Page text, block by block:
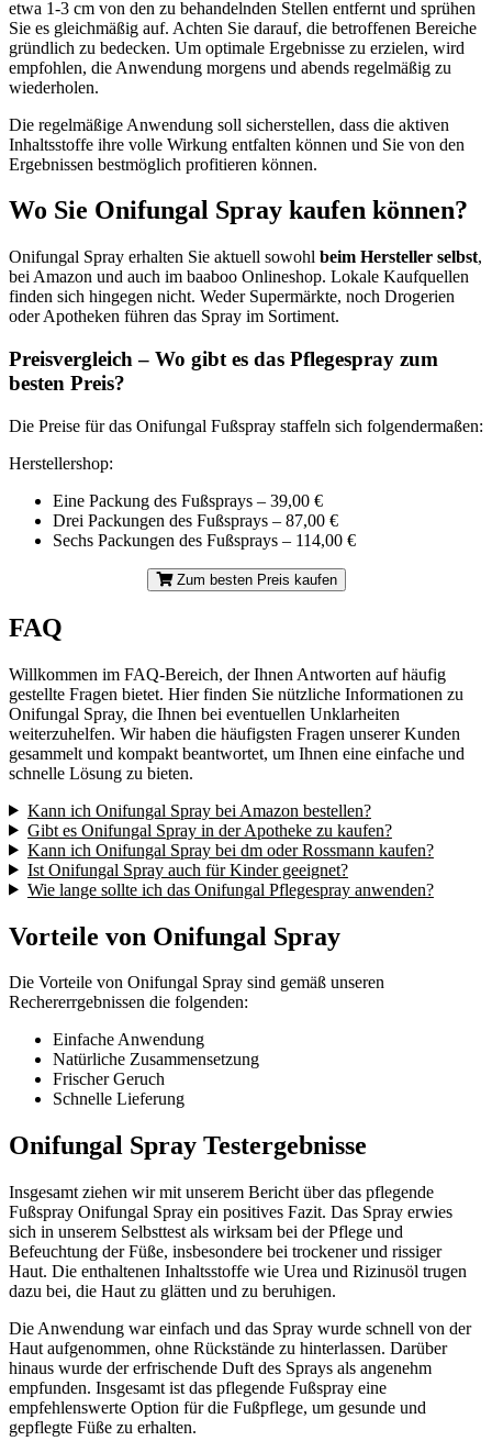
etwa 1-3 cm von den zu behandelnden Stellen entfernt und sprühen
Sie es gleichmäßig auf. Achten Sie darauf, die betroffenen Bereiche
gründlich zu bedecken. Um optimale Ergebnisse zu erzielen, wird
empfohlen, die Anwendung morgens und abends regelmäßig zu
wiederholen.
Die regelmäßige Anwendung soll sicherstellen, dass die aktiven
Inhaltsstoffe ihre volle Wirkung entfalten können und Sie von den
Ergebnissen bestmöglich profitieren können.
Wo Sie Onifungal Spray kaufen können?
Onifungal Spray erhalten Sie aktuell sowohl beim Hersteller selbst,
bei Amazon und auch im baaboo Onlineshop. Lokale Kaufquellen
finden sich hingegen nicht. Weder Supermärkte, noch Drogerien
oder Apotheken führen das Spray im Sortiment.
Preisvergleich – Wo gibt es das Pflegespray zum
besten Preis?
Die Preise für das Onifungal Fußspray staffeln sich folgendermaßen:
Herstellershop:
Eine Packung des Fußsprays – 39,00 €
Drei Packungen des Fußsprays – 87,00 €
Sechs Packungen des Fußsprays – 114,00 €
Zum besten Preis kaufen
FAQ
Willkommen im FAQ-Bereich, der Ihnen Antworten auf häufig
gestellte Fragen bietet. Hier finden Sie nützliche Informationen zu
Onifungal Spray, die Ihnen bei eventuellen Unklarheiten
weiterzuhelfen. Wir haben die häufigsten Fragen unserer Kunden
gesammelt und kompakt beantwortet, um Ihnen eine einfache und
schnelle Lösung zu bieten.
Kann ich Onifungal Spray bei Amazon bestellen?
Gibt es Onifungal Spray in der Apotheke zu kaufen?
Kann ich Onifungal Spray bei dm oder Rossmann kaufen?
Ist Onifungal Spray auch für Kinder geeignet?
Wie lange sollte ich das Onifungal Pflegespray anwenden?
Vorteile von Onifungal Spray
Die Vorteile von Onifungal Spray sind gemäß unseren
Rechererrgebnissen die folgenden:
Einfache Anwendung
Natürliche Zusammensetzung
Frischer Geruch
Schnelle Lieferung
Onifungal Spray Testergebnisse
Insgesamt ziehen wir mit unserem Bericht über das pflegende
Fußspray Onifungal Spray ein positives Fazit. Das Spray erwies
sich in unserem Selbsttest als wirksam bei der Pflege und
Befeuchtung der Füße, insbesondere bei trockener und rissiger
Haut. Die enthaltenen Inhaltsstoffe wie Urea und Rizinusöl trugen
dazu bei, die Haut zu glätten und zu beruhigen.
Die Anwendung war einfach und das Spray wurde schnell von der
Haut aufgenommen, ohne Rückstände zu hinterlassen. Darüber
hinaus wurde der erfrischende Duft des Sprays als angenehm
empfunden. Insgesamt ist das pflegende Fußspray eine
empfehlenswerte Option für die Fußpflege, um gesunde und
gepflegte Füße zu erhalten.